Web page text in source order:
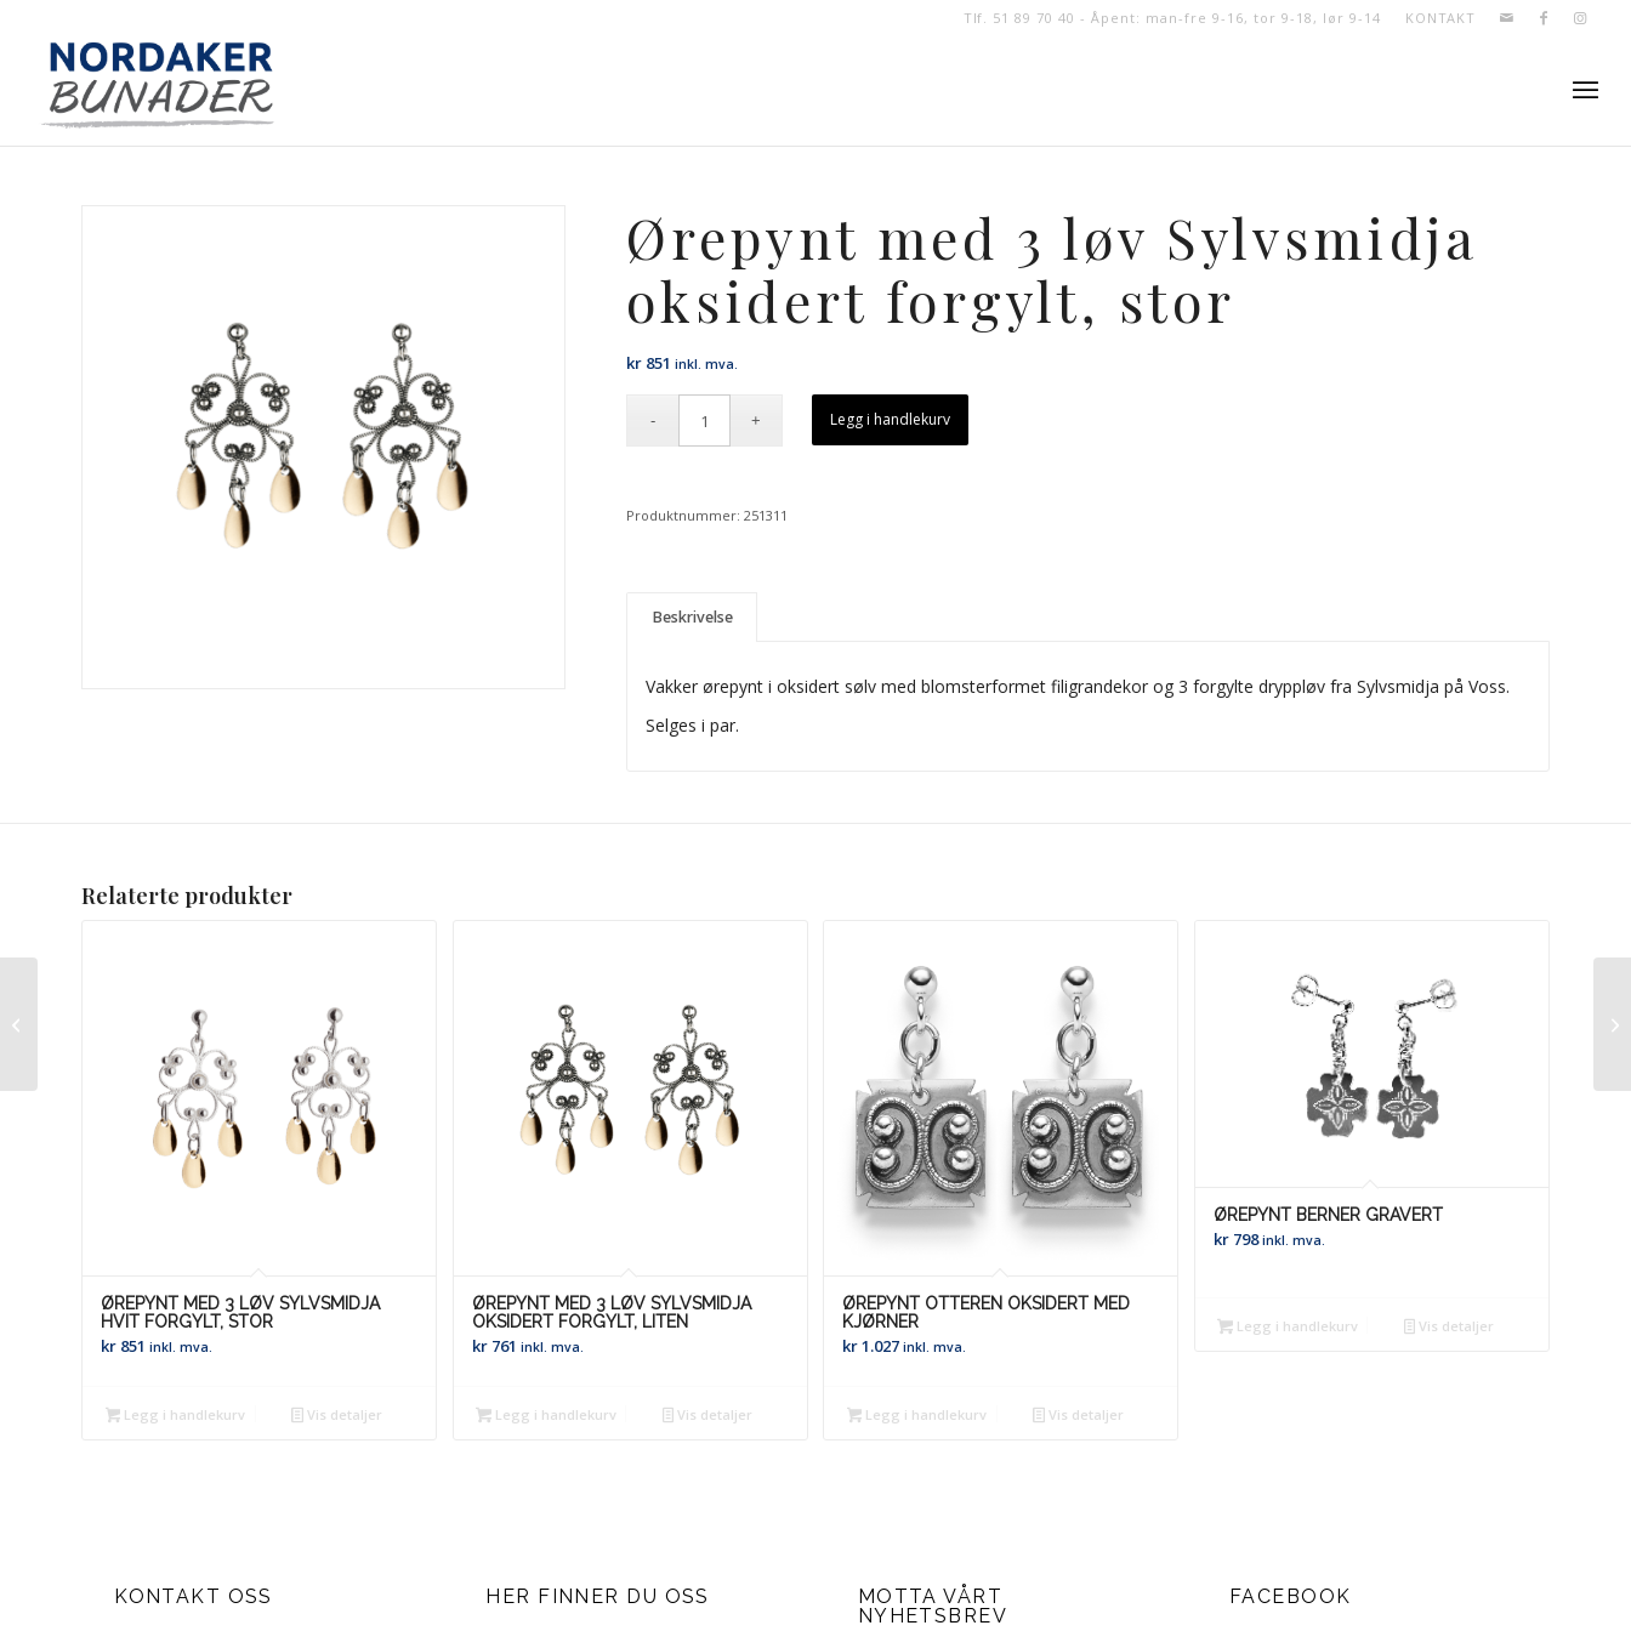
KONTAKT
Tlf. 51 89 70 40 - Åpent: man-fre 9-16, tor 9-18, lør 9-14
Ørepynt med 3 løv Sylvsmidja
oksidert forgylt, stor
kr 851 inkl. mva.
Legg i handlekurv
Produktnummer:251311
Beskrivelse
Vakker ørepynt i oksidert sølv med blomsterformet filigrandekor og 3 forgylte dryppløv fra Sylvsmidja på Voss.
Selges i par.
Relaterte produkter
ØREPYNT MED 3 LØV SYLVSMIDJA
HVIT FORGYLT, STOR
kr 851 inkl. mva.
Legg i handlekurv Vis detaljer
ØREPYNT MED 3 LØV SYLVSMIDJA
OKSIDERT FORGYLT, LITEN
kr761 inkl. mva.
Legg i handlekurv Vis detaljer
ØREPYNT OTTEREN OKSIDERT MED
KJØRNER
kr1.027 inkl. mva.
Legg i handlekurv Vis detaljer
ØREPYNT BERNER GRAVERT
kr798 inkl. mva.
Legg i handlekurv Vis detaljer
KONTAKT OSS HER FINNER DU OSS
MOTTA VÅRT
NYHETSBREV
FACEBOOK
Sylvsmidja hvit forgylt,